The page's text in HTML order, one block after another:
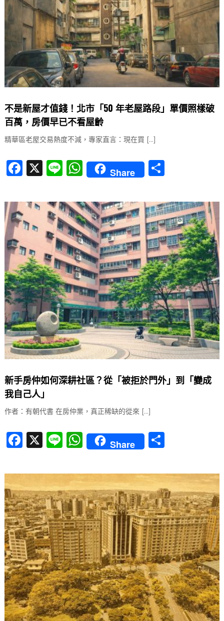
k
不是新屋才值錢！北市「50 年老屋路段」單價照樣破
百萬，房價早已不看屋齡
精華區老屋交易熱度不減，專家直言：現在買 […]
F
c
e
b
o
o
k
X Li
e
W
h
at
s
A
p
p
Share
分
新手房仲如何深耕社區？從「被拒於門外」到「變成
我自己人」
作者：有朝代書 在房仲業，真正稀缺的從來 […]
F
c
e
b
o
o
k
X Li
e
W
h
at
s
A
p
p
Share
分